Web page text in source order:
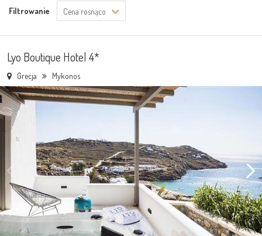
Filtrowanie Cena rosnąco
Lyo Boutique Hotel 4*
Grecja Mykonos